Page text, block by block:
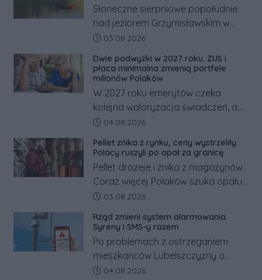
Słoneczne sierpniowe popołudnie
nad jeziorem Grzymisławskim w
powiecie śremskim zakończyło się
odwrócić nawet natychmiastowe
działania służb ratunkowych.
Data dodania artykułu:
03.08.2026
Dwie podwyżki w 2027 roku. ZUS i
płaca minimalna zmienią portfele
milionów Polaków
W 2027 roku emerytów czeka
kolejna waloryzacja świadczeń, a
pracowników podwyżka płacy
tym zmianom zyskają.
Data dodania artykułu:
04.08.2026
Pellet znika z rynku, ceny wystrzeliły.
Polacy ruszyli po opał za granicę
Pellet drożeje i znika z magazynów.
Coraz więcej Polaków szuka opału
za granicą, gdzie bywa nawet
Co się dzieje?
Data dodania artykułu:
03.08.2026
Rząd zmieni system alarmowania.
Syreny i SMS-y razem
Po problemach z ostrzeganiem
mieszkańców Lubelszczyzny o
rosyjskim zagrożeniu rząd
Data dodania artykułu:
04.08.2026